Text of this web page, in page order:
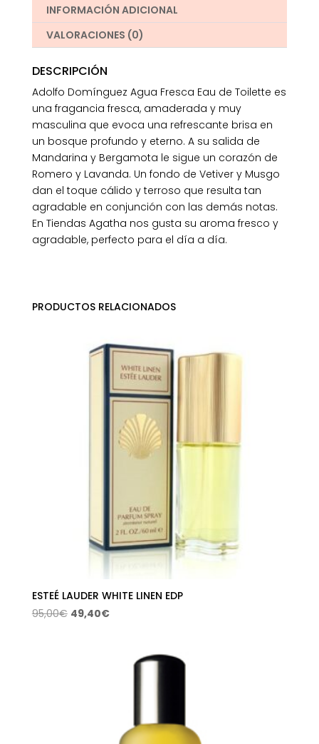
INFORMACIÓN ADICIONAL
VALORACIONES (0)
DESCRIPCIÓN
Adolfo Domínguez Agua Fresca Eau de Toilette es
una fragancia fresca, amaderada y muy
masculina que evoca una refrescante brisa en
un bosque profundo y eterno. A su salida de
Mandarina y Bergamota le sigue un corazón de
Romero y Lavanda. Un fondo de Vetiver y Musgo
dan el toque cálido y terroso que resulta tan
agradable en conjunción con las demás notas.
En Tiendas Agatha nos gusta su aroma fresco y
agradable, perfecto para el día a día.
PRODUCTOS RELACIONADOS
ESTEÉ LAUDER WHITE LINEN EDP
95,00€ El
49,40€El